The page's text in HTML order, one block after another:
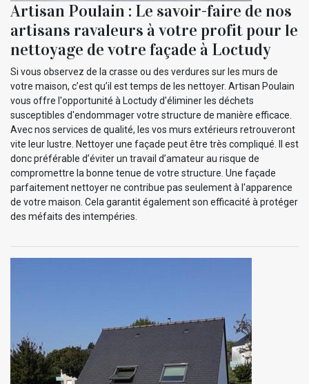
Artisan Poulain : Le savoir-faire de nos
artisans ravaleurs à votre profit pour le
nettoyage de votre façade à Loctudy
Si vous observez de la crasse ou des verdures sur les murs de
votre maison, c’est qu’il est temps de les nettoyer. Artisan Poulain
vous offre l'opportunité à Loctudy d'éliminer les déchets
susceptibles d'endommager votre structure de manière efficace.
Avec nos services de qualité, les vos murs extérieurs retrouveront
vite leur lustre. Nettoyer une façade peut être très compliqué. Il est
donc préférable d’éviter un travail d’amateur au risque de
compromettre la bonne tenue de votre structure. Une façade
parfaitement nettoyer ne contribue pas seulement à l'apparence
de votre maison. Cela garantit également son efficacité à protéger
des méfaits des intempéries.